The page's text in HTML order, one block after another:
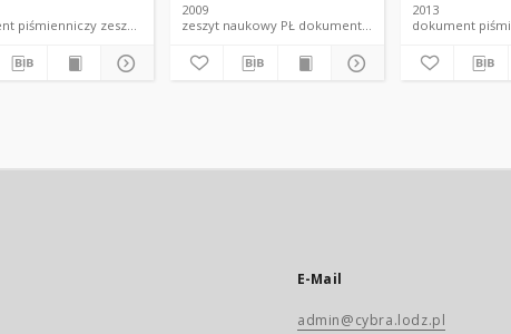
dokument piśmienniczy zeszyt naukowy PŁ
2009
zeszyt naukowy PŁ dokument piśmienniczy
2013
E-Mail
admin@cybra.lodz.pl